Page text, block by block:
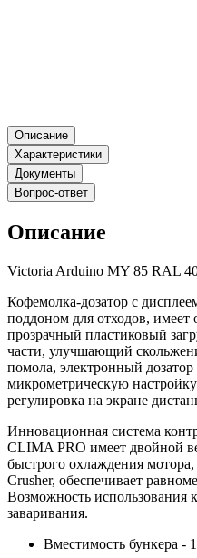
Описание
Характеристики
Документы
Вопрос-ответ
Описание
Victoria Arduino MY 85 RAL
Кофемолка-дозатор с
поддоном для отходов,
прозрачный пластиковый
части, улучшающий
помола, электронный
микрометрическую
регулировка на экране
Инновационная система
CLIMA PRO имеет двойной
быстрого охлаждения
Crusher, обеспечивает
Возможность использования
заваривания.
Вместимость бункера -